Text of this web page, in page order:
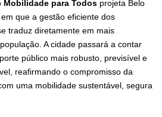
Mobilidade para Todos projeta Belo
que a gestão eficiente dos
traduz diretamente em mais
A cidade passará a contar
público mais robusto, previsível e
reafirmando o compromisso da
uma mobilidade sustentável, segura